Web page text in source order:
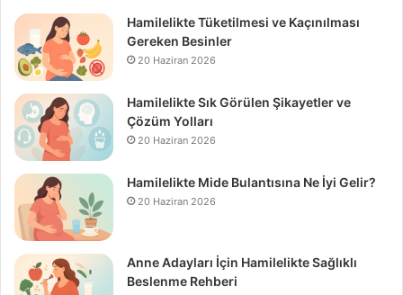
Hamilelikte Tüketilmesi ve Kaçınılması
Gereken Besinler
20 Haziran 2026
Hamilelikte Sık Görülen Şikayetler ve
Çözüm Yolları
20 Haziran 2026
Hamilelikte Mide Bulantısına Ne İyi Gelir?
20 Haziran 2026
Anne Adayları İçin Hamilelikte Sağlıklı
Beslenme Rehberi